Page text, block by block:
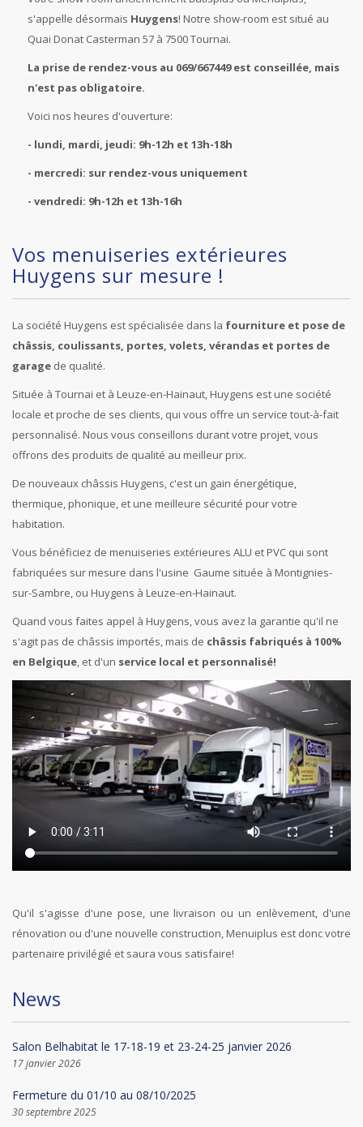
s'appelle désormais Huygens! Notre show-room est situé au
Quai Donat Casterman 57 à 7500 Tournai.
La prise de rendez-vous au 069/667449 est conseillée, mais
n'est pas obligatoire.
Voici nos heures d'ouverture:
- lundi, mardi, jeudi: 9h-12h et 13h-18h
- mercredi: sur rendez-vous uniquement
- vendredi: 9h-12h et 13h-16h
Vos menuiseries extérieures
Huygens sur mesure !
La société Huygens est spécialisée dans la fourniture et pose de
châssis, coulissants, portes, volets, vérandas et portes de
garage de qualité.
Située à Tournai et à Leuze-en-Hainaut, Huygens est une société
locale et proche de ses clients, qui vous offre un service tout-à-fait
personnalisé. Nous vous conseillons durant votre projet, vous
offrons des produits de qualité au meilleur prix.
De nouveaux châssis Huygens, c'est un gain énergétique,
thermique, phonique, et une meilleure sécurité pour votre
habitation.
Vous bénéficiez de menuiseries extérieures ALU et PVC qui sont
fabriquées sur mesure dans l'usine Gaume située à Montignies-
sur-Sambre, ou Huygens à Leuze-en-Hainaut.
Quand vous faites appel à Huygens, vous avez la garantie qu'il ne
s'agit pas de châssis importés, mais de châssis fabriqués à 100%
en Belgique, et d'un service local et personnalisé!
Qu'il s'agisse d'une pose, une livraison ou un enlèvement, d'une
rénovation ou d'une nouvelle construction, Menuiplus est donc votre
partenaire privilégié et saura vous satisfaire!
News
Salon Belhabitat le 17-18-19 et 23-24-25 janvier 2026
17 janvier 2026
Fermeture du 01/10 au 08/10/2025
30 septembre 2025